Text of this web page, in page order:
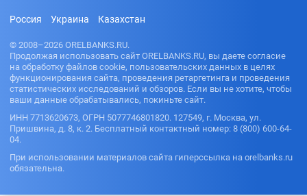
Россия Украина Казахстан
© 2008–2026 ORELBANKS.RU.
Продолжая использовать сайт ORELBANKS.RU, вы даете согласие
на обработку файлов cookie, пользовательских данных в целях
функционирования сайта, проведения ретаргетинга и проведения
статистических исследований и обзоров. Если вы не хотите, чтобы
ваши данные обрабатывались, покиньте сайт.
ИНН 7713620673, ОГРН 5077746801820. 127549, г. Москва, ул.
Пришвина, д. 8, к. 2. Бесплатный контактный номер: 8 (800) 600-64-
04.
При использовании материалов сайта гиперссылка на orelbanks.ru
обязательна.